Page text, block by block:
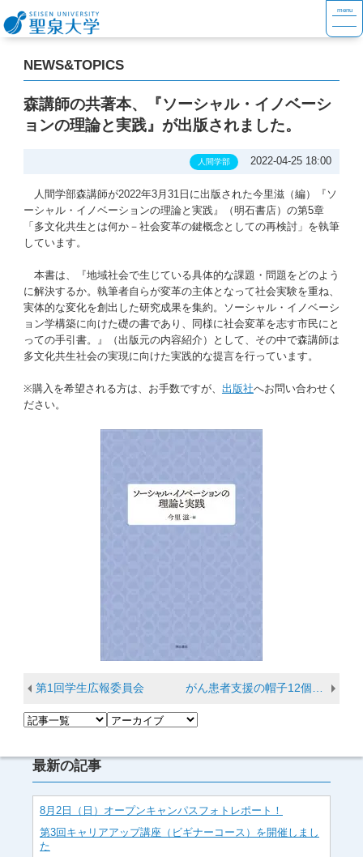
NEWS&TOPICS
森講師の共著本、『ソーシャル・イノベーシ
ョンの理論と実践』が出版されました。
人間学部 2022-04-25 18:00
人間学部森講師が2022年3月31日に出版された今里滋（編）『ソ
ーシャル・イノベーションの理論と実践』（明石書店）の第5章
「多文化共生とは何か－社会変革の鍵概念としての再検討」を執筆
しています。
本書は、『地域社会で生じている具体的な課題・問題をどのよう
に解決するか。執筆者自らが変革の主体となって社会実験を重ね、
実体的な変化を創出した研究成果を集約。ソーシャル・イノベーシ
ョン学構築に向けた礎の書であり、同様に社会変革を志す市民にと
っての手引書。』（出版元の内容紹介）として、その中で森講師は
多文化共生社会の実現に向けた実践的な提言を行っています。
※購入を希望される方は、お手数ですが、 出版社へお問い合わせく
ださい。
第1回学生広報委員会
最新の記事
8月2日（日）オープンキャンパスフォトレポート！
第3回キャリアアップ講座（ビギナーコース）を開催しまし
た